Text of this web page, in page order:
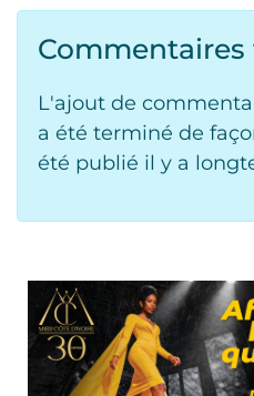
L'ajout de
a été terminé de
été publié il y a